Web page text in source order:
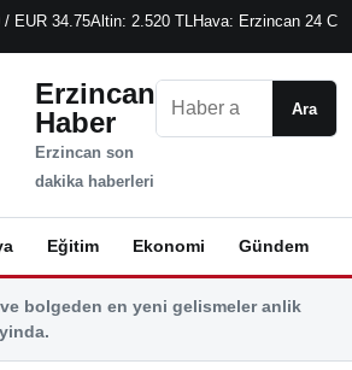
/ EUR 34.75Altin: 2.520 TLHava: Erzincan 24 C
Erzincan
Haber
Erzincan son
dakika haberleri
Ara
Eğitim Ekonomi Gündem
bolgeden en yeni gelismeler anlik